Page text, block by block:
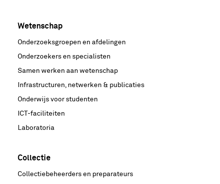
Wetenschap
Onderzoeksgroepen en afdelingen
Onderzoekers en specialisten
Samen werken aan wetenschap
Infrastructuren, netwerken & publicaties
Onderwijs voor studenten
ICT-faciliteiten
Laboratoria
Collectie
Collectiebeheerders en preparateurs